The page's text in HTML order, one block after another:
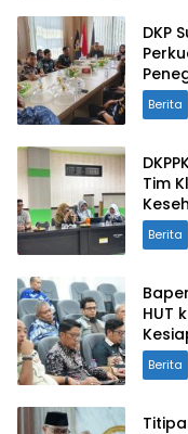
DKP
Laut
Berita
Tim
Berita
HUT
Berita